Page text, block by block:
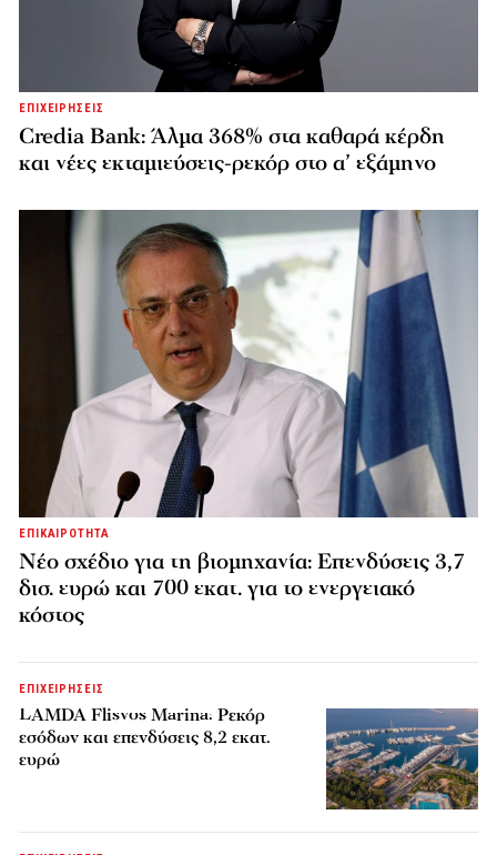
ΕΠΙΧΕΙΡΗΣΕΙΣ
Credia Bank: Άλμα 368% στα καθαρά κέρδη
και νέες εκταμιεύσεις-ρεκόρ στο α’ εξάμηνο
ΕΠΙΚΑΙΡΟΤΗΤΑ
Νέο σχέδιο για τη βιομηχανία: Επενδύσεις 3,7
δισ. ευρώ και 700 εκατ. για το ενεργειακό
κόστος
ΕΠΙΧΕΙΡΗΣΕΙΣ
LAMDA Flisvos Marina: Ρεκόρ
εσόδων και επενδύσεις 8,2 εκατ.
ευρώ